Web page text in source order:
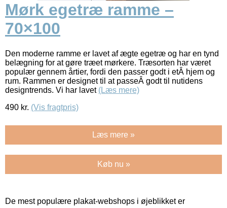
Mørk egetræ ramme –
70×100
Den moderne ramme er lavet af ægte egetræ og har en tynd
belægning for at gøre træet mørkere. Træsorten har været
populær gennem årtier, fordi den passer godt i etÂ hjem og
rum. Rammen er designet til at passeÂ godt til nutidens
designtrends. Vi har lavet (Læs mere)
490 kr. (Vis fragtpris)
Læs mere »
Køb nu »
De mest populære plakat-webshops i øjeblikket er